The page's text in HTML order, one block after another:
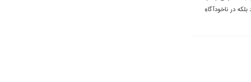
در ناخودآگاهِ